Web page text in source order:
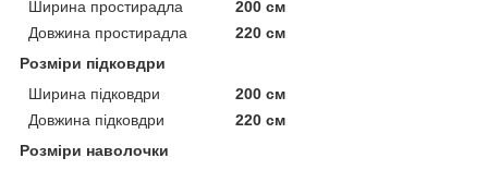
Ширина простирадла
200 см
Довжина простирадла
220 см
Розміри підковдри
Ширина підковдри
200 см
Довжина підковдри
220 см
Розміри наволочки